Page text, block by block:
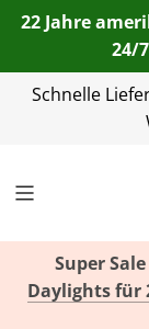
22 Jahre
24/
Schnelle
heritage.de
Super
Daylights für